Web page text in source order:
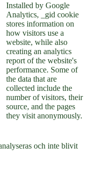
Installed by Google
Analytics, _gid cookie
stores information on
how visitors use a
website, while also
creating an analytics
report of the website's
performance. Some of
the data that are
collected include the
number of visitors, their
source, and the pages
they visit anonymously.
och inte blivit